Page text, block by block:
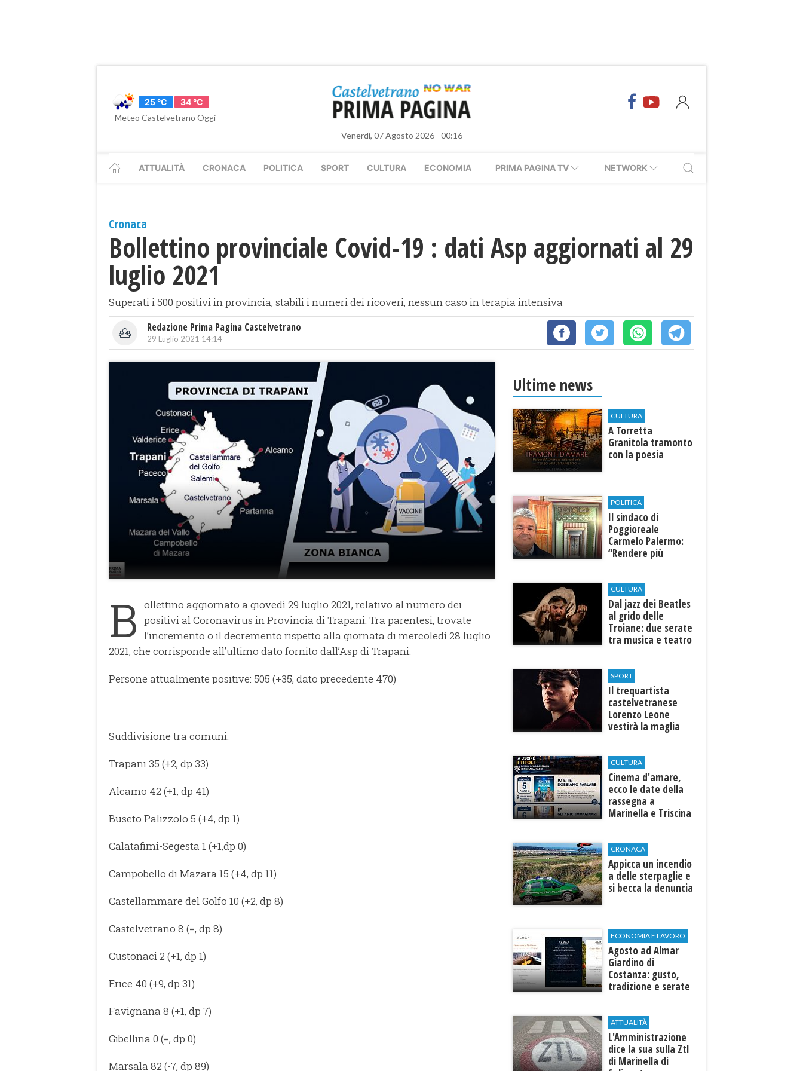
25 °C
34 °C
Meteo Castelvetrano Oggi
Venerdì, 07 Agosto 2026 - 00:16
ATTUALITÀ CRONACA POLITICA SPORT CULTURA ECONOMIA PRIMA PAGINA TV NETWORK
Cronaca
Bollettino provinciale Covid-19 : dati Asp aggiornati al 29
luglio 2021
Superati i 500 positivi in provincia, stabili i numeri dei ricoveri, nessun caso in terapia intensiva
Redazione Prima Pagina Castelvetrano
29 Luglio 2021 14:14
B ollettino aggiornato a giovedì 29 luglio 2021, relativo al numero dei
positivi al Coronavirus in Provincia di Trapani. Tra parentesi, trovate
l’incremento o il decremento rispetto alla giornata di mercoledì 28 luglio
2021, che corrisponde all’ultimo dato fornito dall’Asp di Trapani.
Persone attualmente positive: 505 (+35, dato precedente 470)
Suddivisione tra comuni:
Trapani 35 (+2, dp 33)
Alcamo 42 (+1, dp 41)
Buseto Palizzolo 5 (+4, dp 1)
Calatafimi-Segesta 1 (+1,dp 0)
Campobello di Mazara 15 (+4, dp 11)
Castellammare del Golfo 10 (+2, dp 8)
Castelvetrano 8 (=, dp 8)
Custonaci 2 (+1, dp 1)
Erice 40 (+9, dp 31)
Favignana 8 (+1, dp 7)
Gibellina 0 (=, dp 0)
Marsala 82 (-7, dp 89)
Ultime news
CULTURA
​A Torretta
Granitola tramonto
con la poesia
POLITICA
Il sindaco di
Poggioreale
Carmelo Palermo:
“Rendere più
Castelvetrano."
CULTURA
Dal jazz dei Beatles
al grido delle
Troiane: due serate
tra musica e teatro
SPORT
Il trequartista
castelvetranese
Lorenzo Leone
vestirà la maglia
CULTURA
Cinema d'amare,
ecco le date della
rassegna a
Marinella e Triscina
CRONACA
Appicca un incendio
a delle sterpaglie e
si becca la denuncia
ECONOMIA E LAVORO
Agosto ad Almar
Giardino di
Costanza: gusto,
tradizione e serate
esterni
ATTUALITÀ
L'Amministrazione
dice la sua sulla Ztl
di Marinella di